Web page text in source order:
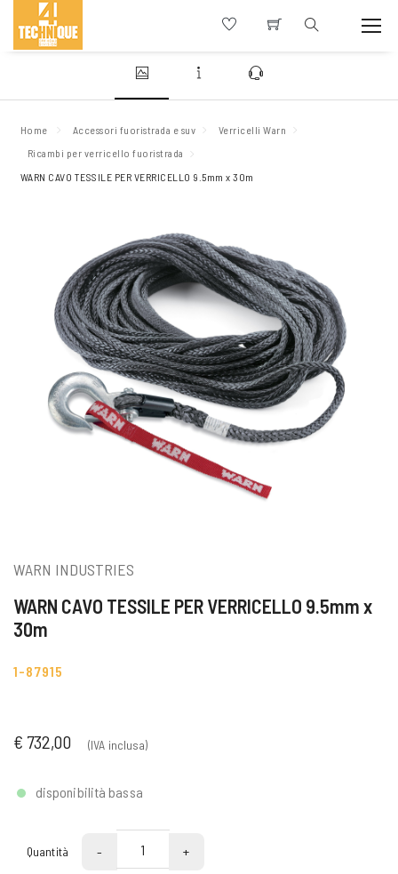
Home Accessori fuoristrada e suv
Verricelli Warn
Ricambi per verricello fuoristrada
WARN CAVO TESSILE PER VERRICELLO 9.5mm x 30m
WARN INDUSTRIES
WARN CAVO TESSILE PER VERRICELLO 9.5mm x
30m
1-87915
€ 732,00 (IVA inclusa)
disponibilità bassa
Quantità - +